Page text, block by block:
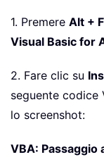
1. Premere Alt +
Visual Basic for
2. Fare clic su
seguente codice
lo screenshot:
VBA: Passaggio